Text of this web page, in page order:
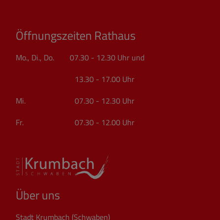
Öffnungszeiten Rathaus
Mo., Di., Do. 07.30 - 12.30 Uhr und
13.30 - 17.00 Uhr
Mi. 07.30 - 12.30 Uhr
Fr. 07.30 - 12.00 Uhr
Über uns
Stadt Krumbach (Schwaben)